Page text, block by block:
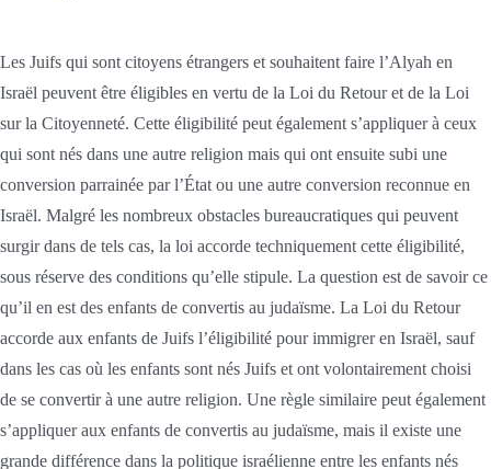
Les Juifs qui sont citoyens étrangers et souhaitent faire l’Alyah en
Israël peuvent être éligibles en vertu de la Loi du Retour et de la Loi
sur la Citoyenneté. Cette éligibilité peut également s’appliquer à ceux
qui sont nés dans une autre religion mais qui ont ensuite subi une
conversion parrainée par l’État ou une autre conversion reconnue en
Israël. Malgré les nombreux obstacles bureaucratiques qui peuvent
surgir dans de tels cas, la loi accorde techniquement cette éligibilité,
sous réserve des conditions qu’elle stipule. La question est de savoir ce
qu’il en est des enfants de convertis au judaïsme. La Loi du Retour
accorde aux enfants de Juifs l’éligibilité pour immigrer en Israël, sauf
dans les cas où les enfants sont nés Juifs et ont volontairement choisi
de se convertir à une autre religion. Une règle similaire peut également
s’appliquer aux enfants de convertis au judaïsme, mais il existe une
grande différence dans la politique israélienne entre les enfants nés